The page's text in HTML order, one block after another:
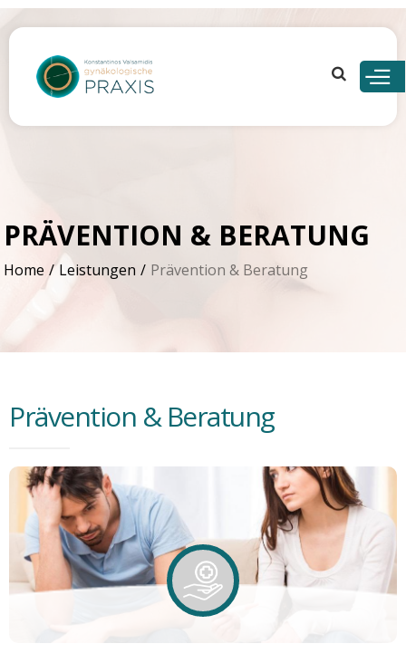
Skip to
content
PRÄVENTION & BERATUNG
Home Leistungen Prävention & Beratung
Prävention & Beratung